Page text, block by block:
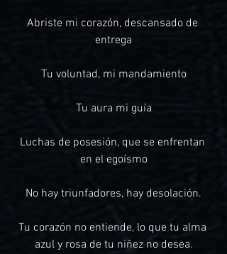
Abriste mi corazón, descansado de
entrega
Tu voluntad, mi mandamiento
Tu aura mi guía
Luchas de posesión, que se enfrentan
en el egoísmo
No hay triunfadores, hay desolación.
Tu corazón no entiende, lo que tu alma
azul y rosa de tu niñez no desea.